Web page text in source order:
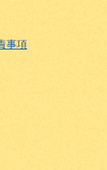
事項